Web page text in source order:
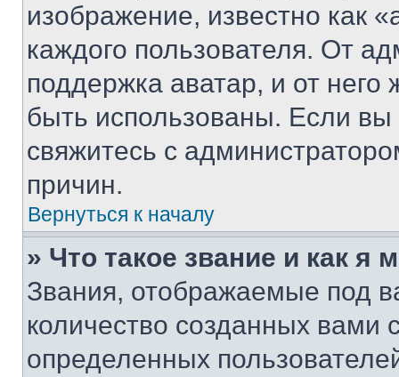
изображение, известно как
каждого пользователя. От
поддержка аватар, и от него
быть использованы. Если
свяжитесь с
причин.
Вернуться к началу
» Что такое звание и как я
Звания, отображаемые под
количество созданных
определенных